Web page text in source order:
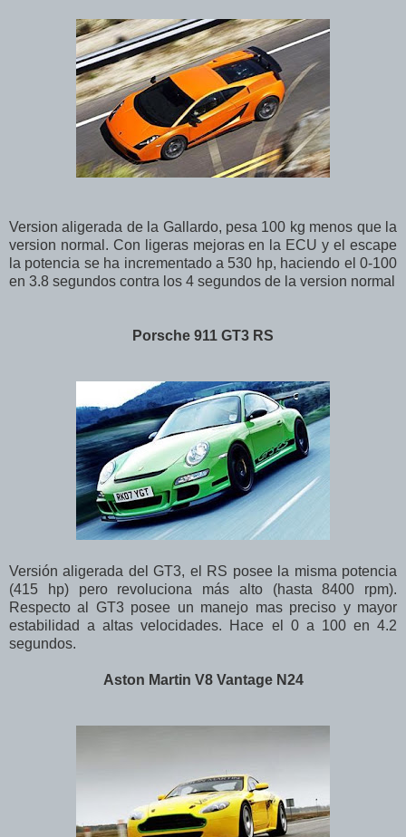
Version aligerada de la Gallardo, pesa 100 kg menos que la
version normal. Con ligeras mejoras en la ECU y el escape
la potencia se ha incrementado a 530 hp, haciendo el 0-100
en 3.8 segundos contra los 4 segundos de la version normal
Porsche 911 GT3 RS
Versión aligerada del GT3, el RS posee la misma potencia
(415 hp) pero revoluciona más alto (hasta 8400 rpm).
Respecto al GT3 posee un manejo mas preciso y mayor
estabilidad a altas velocidades. Hace el 0 a 100 en 4.2
segundos.
Aston Martin V8 Vantage N24